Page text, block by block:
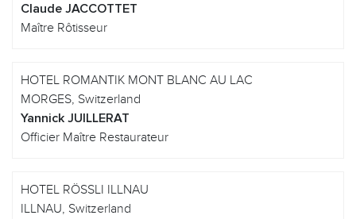
Claude JACCOTTET
Maître Rôtisseur
HOTEL ROMANTIK MONT BLANC AU LAC
MORGES, Switzerland
Yannick JUILLERAT
Officier Maître Restaurateur
HOTEL RÖSSLI ILLNAU
ILLNAU, Switzerland